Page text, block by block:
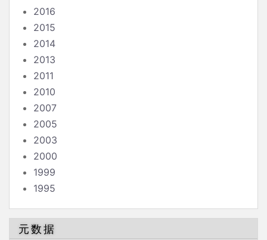
2016
2015
2014
2013
2011
2010
2007
2005
2003
2000
1999
1995
元数据